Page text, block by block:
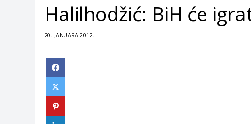
Halilhodžić: BiH će
20. JANUARA 2012.